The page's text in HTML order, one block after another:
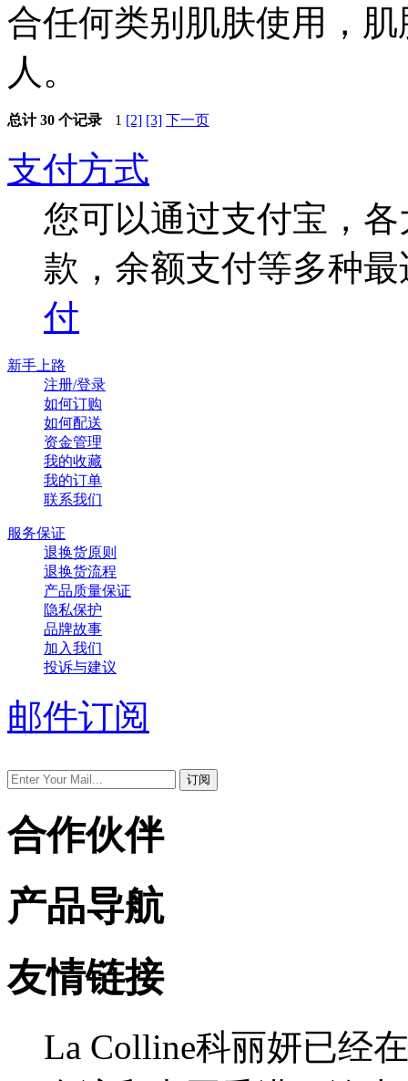
合任何类别肌肤使用，
人。
总计30 个记录 1 [2] [3] 下一页
支付方式
您可以通过支付宝，
款，余额支付等多种
付
新手上路
注册/登录
如何订购
如何配送
资金管理
我的收藏
我的订单
联系我们
服务保证
退换货原则
退换货流程
产品质量保证
隐私保护
品牌故事
加入我们
投诉与建议
邮件订阅
合作伙伴
产品导航
友情链接
La Colline科丽妍已经